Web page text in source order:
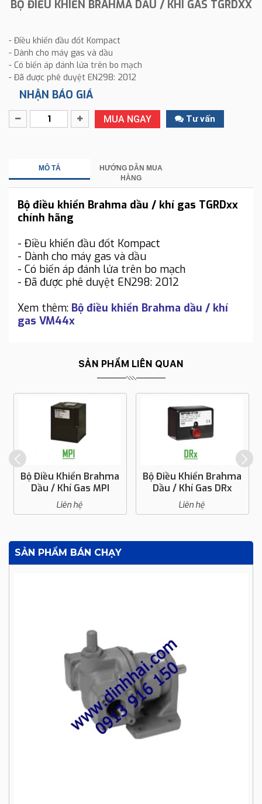
BỘ ĐIỀU KHIỂN BRAHMA DẦU / KHÍ GAS TGRDXX
- Điều khiển đầu đốt Kompact
- Dành cho máy gas và dầu
- Có biến áp đánh lửa trên bo mạch
- Đã được phê duyệt EN298: 2012
NHẬN BÁO GIÁ
MUA NGAY Tư vấn
MÔ TẢ
HƯỚNG DẪN MUA
HÀNG
Bộ điều khiển Brahma dầu / khí gas TGRDxx
chính hãng
- Điều khiển đầu đốt Kompact
- Dành cho máy gas và dầu
- Có biến áp đánh lửa trên bo mạch
- Đã được phê duyệt EN298: 2012
Xem thêm: Bộ điều khiển Brahma dầu / khí
gas VM44x
SẢN PHẨM LIÊN QUAN
Bộ Điều Khiển Brahma
Dầu / Khí Gas MPI
Liên hệ
Bộ Điều Khiển Brahma
Dầu / Khí Gas DRx
Liên hệ
SẢN PHẨM BÁN CHẠY